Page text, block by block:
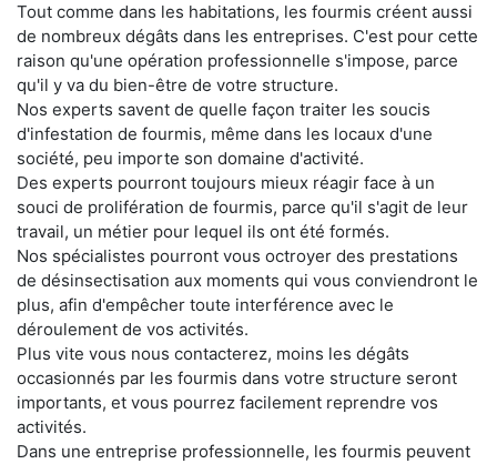
Tout comme dans les habitations, les fourmis créent aussi
de nombreux dégâts dans les entreprises. C'est pour cette
raison qu'une opération professionnelle s'impose, parce
qu'il y va du bien-être de votre structure.
Nos experts savent de quelle façon traiter les soucis
d'infestation de fourmis, même dans les locaux d'une
société, peu importe son domaine d'activité.
Des experts pourront toujours mieux réagir face à un
souci de prolifération de fourmis, parce qu'il s'agit de leur
travail, un métier pour lequel ils ont été formés.
Nos spécialistes pourront vous octroyer des prestations
de désinsectisation aux moments qui vous conviendront le
plus, afin d'empêcher toute interférence avec le
déroulement de vos activités.
Plus vite vous nous contacterez, moins les dégâts
occasionnés par les fourmis dans votre structure seront
importants, et vous pourrez facilement reprendre vos
activités.
Dans une entreprise professionnelle, les fourmis peuvent